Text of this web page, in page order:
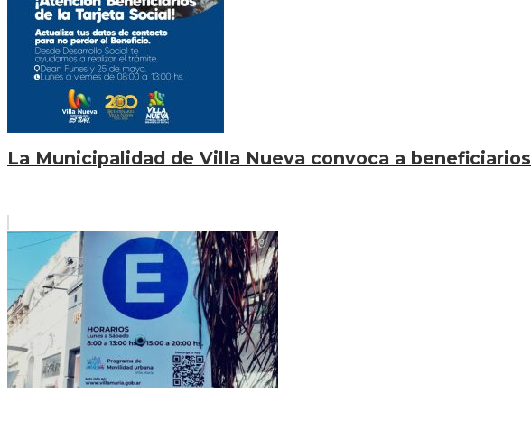
La Municipalidad de Villa Nueva convoca a